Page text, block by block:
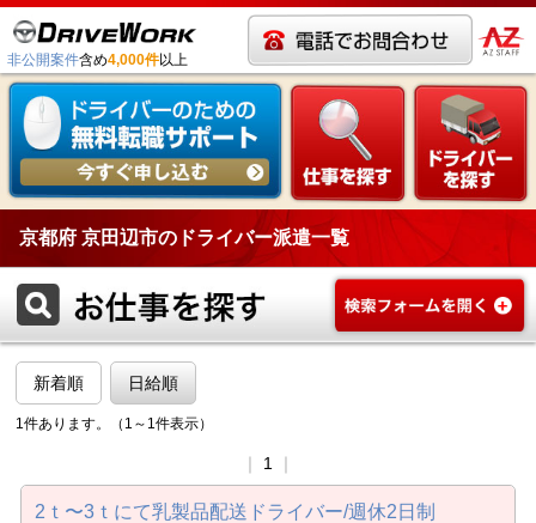
非公開案件含め4,000件以上
京都府 京田辺市のドライバー派遣一覧
新着順 日給順
1件あります。（1～1件表示）
1
2ｔ〜3ｔにて乳製品配送ドライバー/週休2日制